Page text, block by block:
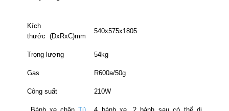
Kích
thước (DxRxC)mm
540x575x1805
Trọng lượng 54kg
Gas R600a/50g
Công suất 210W